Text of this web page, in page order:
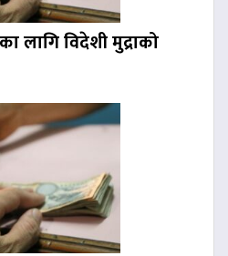
विदेशी मुद्राको